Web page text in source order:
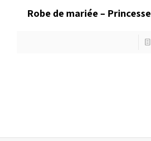
Robe de mariée – Princesse